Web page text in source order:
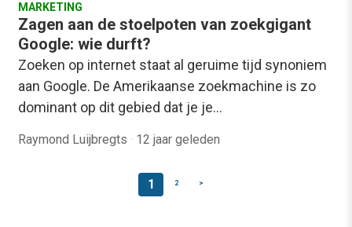
MARKETING
Zagen aan de stoelpoten van zoekgigant
Google: wie durft?
Zoeken op internet staat al geruime tijd synoniem
aan Google. De Amerikaanse zoekmachine is zo
dominant op dit gebied dat je je…
Raymond Luijbregts · 12 jaar geleden
1 2 >